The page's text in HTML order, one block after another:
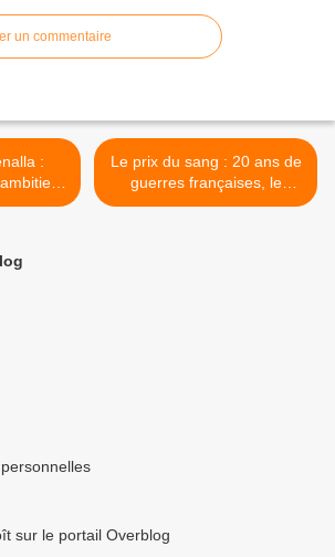
un commentaire
Le prix du sang : 20 ans de
guerres françaises, le
dimanche 10/10/2021 à
sur le portail Overblog